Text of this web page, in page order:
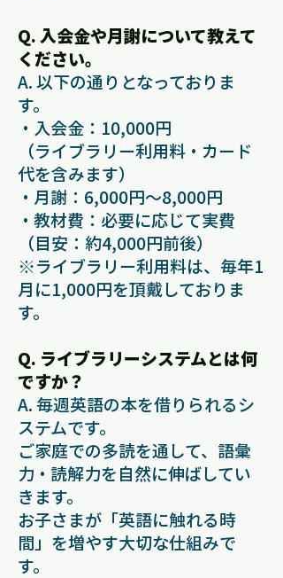
Q. 入会金や月謝について教えて
ください。
A. 以下の通りとなっておりま
す。
・入会金：10,000円
（ライブラリー利用料・カード
代を含みます）
・月謝：6,000円〜8,000円
・教材費：必要に応じて実費
（目安：約4,000円前後）
※ライブラリー利用料は、毎年1
月に1,000円を頂戴しておりま
す。
Q. ライブラリーシステムとは何
ですか？
A. 毎週英語の本を借りられるシ
ステムです。
ご家庭での多読を通して、語彙
力・読解力を自然に伸ばしてい
きます。
お子さまが「英語に触れる時
間」を増やす大切な仕組みで
す。